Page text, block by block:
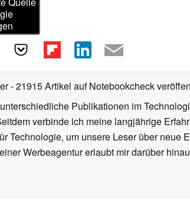
- 21915 Artikel auf Notebookcheck
Publikationen im
verbinde ich meine langjährige
Technologie, um unsere Leser über neue
Werbeagentur erlaubt mir darüber